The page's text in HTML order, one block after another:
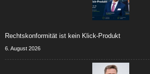
Rechtskonformität ist kein Klick-Produkt
6. August 2026